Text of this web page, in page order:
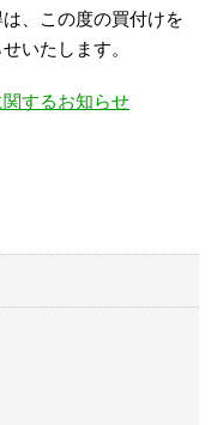
、この度の買付けを
いたします。
するお知らせ